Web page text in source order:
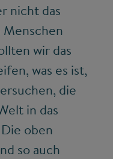
nicht das
Menschen
wir das
was es ist,
die
in das
oben
so auch